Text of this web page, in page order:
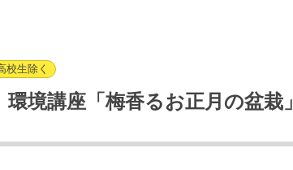
校生除く
環境講座「梅香るお正月の盆栽」